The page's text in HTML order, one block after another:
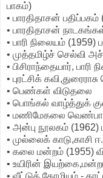
பாகம்)
• பாரதிதாசன் பதிப்பகம்
• பாரதிதாசன்
• பாரி நிலையம்
• முத்தமிழ்ச் செல்வி
• பிசிராந்தையார், பாரி
• புரட்சிக்
• பெண்கள் விடுதலை
• பொங்கல் வாழ்த்துக்
• மணிமேகலை வெண்பா
• அன்பு நூலகம் (1962)
• முல்லைக் காடு,காசி
• கலை மன்றம் (1955)
• உயிரின்